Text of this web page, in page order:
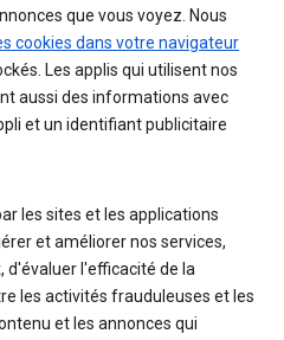
que vous voyez. Nous
cookies dans votre navigateur
Les applis qui utilisent nos
aussi des informations avec
et un identifiant publicitaire
les sites et les applications
et améliorer nos services,
d'évaluer l'efficacité de la
les activités frauduleuses et les
et les annonces qui